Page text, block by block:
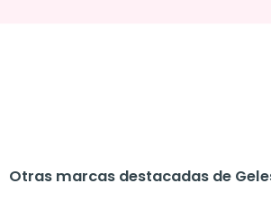
Otras marcas destacadas de